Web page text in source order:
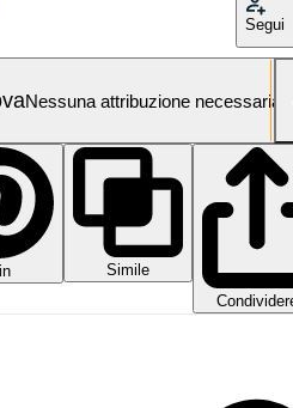
Segui
Nessuna attribuzione necessaria
Simile